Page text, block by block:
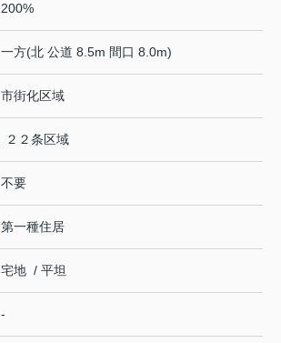
200%
一方(北 公道 8.5m 間口 8.0m)
市街化区域
２２条区域
不要
第一種住居
宅地 / 平坦
-